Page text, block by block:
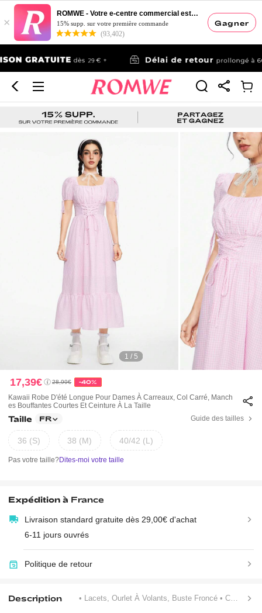
Gagner
×
ROMWE - Votre e-centre commercial esthétique
15% supp. sur votre première commande
(93,402)
1 / 5
17,39€ 28,99€ -40%
Kawaii Robe D'été Longue Pour Dames À Carreaux, Col Carré, Manch
Es Bouffantes Courtes Et Ceinture À La Taille
Taille FR Guide des tailles
36 (S) 38 (M) 40/42 (L)
Pas votre taille?Dites-moi votre taille
Expédition à France
Livraison standard gratuite dès 29,00€ d'achat
6-11 jours ouvrés
Politique de retour
Description • Lacets, Ourlet À Volants, Buste Froncé • Col Carré